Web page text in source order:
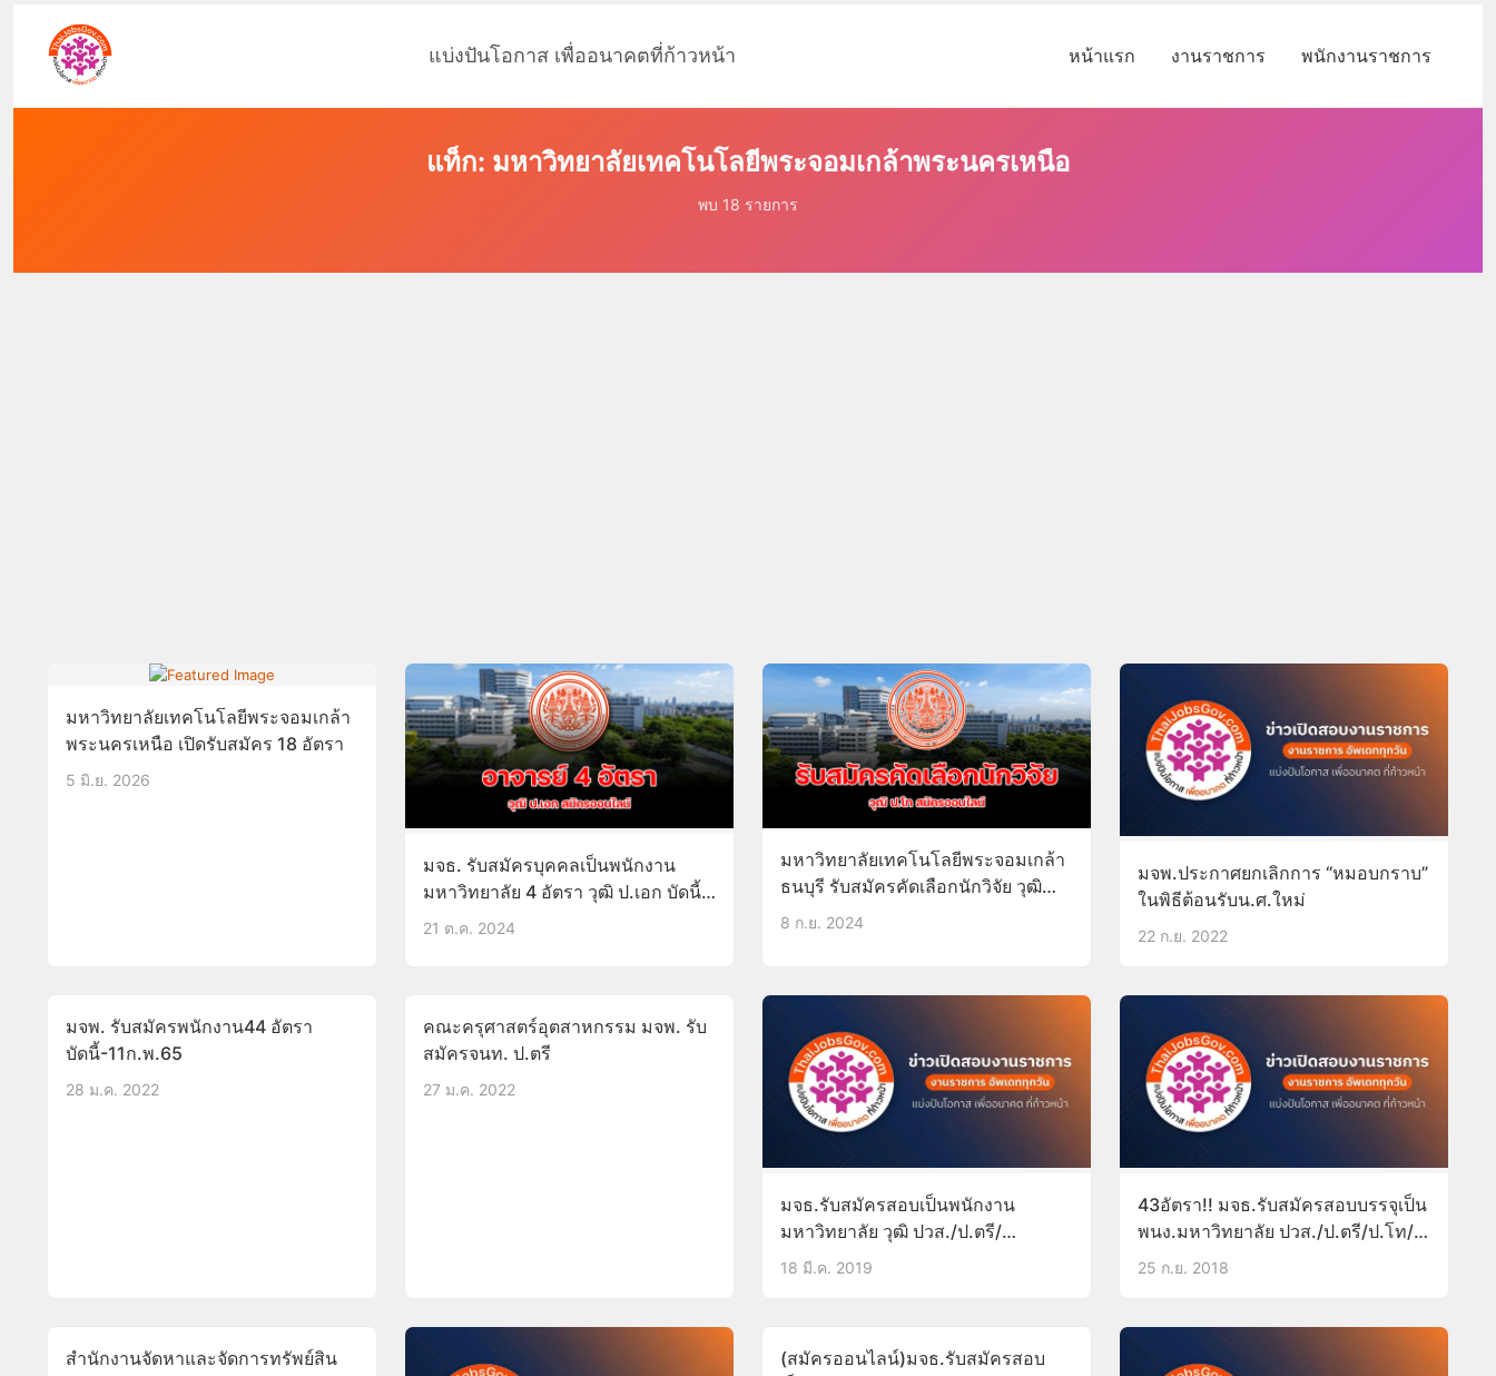
แบ่งปันโอกาส เพื่ออนาคตที่ก้าวหน้า หน้าแรก งานราชการ พนักงานราชการ
แท็ก: มหาวิทยาลัยเทคโนโลยีพระจอมเกล้าพระนครเหนือ
พบ 18 รายการ
มหาวิทยาลัยเทคโนโลยีพระจอมเกล้า
พระนครเหนือ เปิดรับสมัคร 18 อัตรา
5 มิ.ย. 2026
มจธ. รับสมัครบุคคลเป็นพนักงาน
มหาวิทยาลัย 4 อัตรา วุฒิ ป.เอก บัดนี้ –
4 ก.พ.68
21 ต.ค. 2024
มหาวิทยาลัยเทคโนโลยีพระจอมเกล้า
ธนบุรี รับสมัครคัดเลือกนักวิจัย วุฒิ
ป.โท 9-23ก.ย.67
8 ก.ย. 2024
มจพ.ประกาศยกเลิกการ “หมอบกราบ”
ในพิธีต้อนรับน.ศ.ใหม่
22 ก.ย. 2022
มจพ. รับสมัครพนักงาน44 อัตรา
บัดนี้-11ก.พ.65
28 ม.ค. 2022
คณะครุศาสตร์อุตสาหกรรม มจพ. รับ
สมัครจนท. ป.ตรี
27 ม.ค. 2022
มจธ.รับสมัครสอบเป็นพนักงาน
มหาวิทยาลัย วุฒิ ปวส./ป.ตรี/
ป.โท39อัตรา สมัครออนไลน์
18 มี.ค. 2019
43อัตรา!! มจธ.รับสมัครสอบบรรจุเป็น
พนง.มหาวิทยาลัย ปวส./ป.ตรี/ป.โท/
ป.เอก สมัครออนไลน์บัดนี้-15ต.ค.61
25 ก.ย. 2018
สำนักงานจัดหาและจัดการทรัพย์สิน
(สมัครออนไลน์)มจธ.รับสมัครสอบ